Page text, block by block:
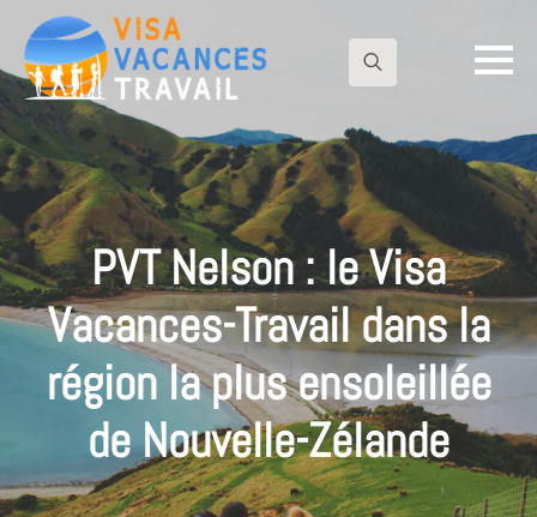
for:
PVT Nelson : le Visa
Vacances-Travail dans la
région la plus ensoleillée
de Nouvelle-Zélande